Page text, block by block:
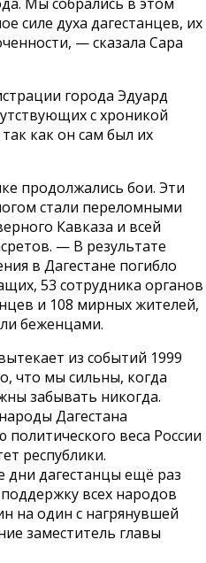
силе духа дагестанцев, их
— сказала Сара
города Эдуард
с хроникой
как он сам был их
продолжались бои. Эти
стали переломными
Кавказа и всей
— В результате
в Дагестане погибло
53 сотрудника органов
и 108 мирных жителей,
беженцами.
из событий 1999
что мы сильны, когда
забывать никогда.
Дагестана
веса России
республики.
дни дагестанцы ещё раз
всех народов
на один с нагрянувшей
заместитель главы